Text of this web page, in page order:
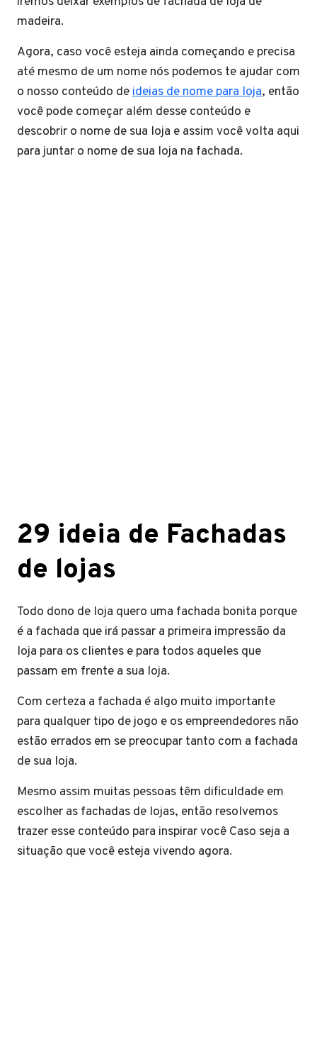
madeira.
Agora, caso você esteja ainda começando e precisa
até mesmo de um nome nós podemos te ajudar com
o nosso conteúdo deideias de nome para loja, então
você pode começar além desse conteúdo e
descobrir o nome de sua loja e assim você volta aqui
para juntar o nome de sua loja na fachada.
29 ideia de Fachadas
de lojas
Todo dono de loja quero uma fachada bonita porque
é a fachada que irá passar a primeira impressão da
loja para os clientes e para todos aqueles que
passam em frente a sua loja.
Com certeza a fachada é algo muito importante
para qualquer tipo de jogo e os empreendedores não
estão errados em se preocupar tanto com a fachada
de sua loja.
Mesmo assim muitas pessoas têm dificuldade em
escolher as fachadas de lojas, então resolvemos
trazer esse conteúdo para inspirar você Caso seja a
situação que você esteja vivendo agora.